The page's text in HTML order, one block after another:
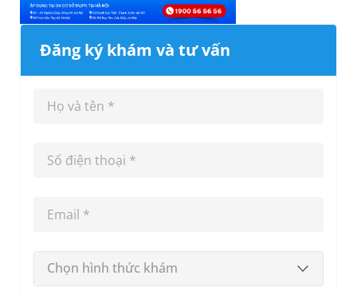
Đăng ký khám và tư vấn
Chọn hình thức khám